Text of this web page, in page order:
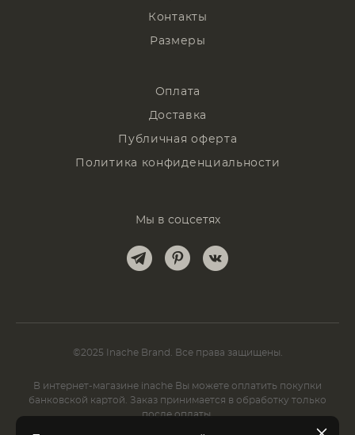
Контакты
Размеры
Оплата
Доставка
Публичная оферта
Политика конфиденциальности
Мы в соцсетях
©2025 Inache Brand. Все права защищены.
В интернет-магазине inache Вы можете оплатить покупки
банковской картой. Заказ принимается в обработку только
после оплаты.